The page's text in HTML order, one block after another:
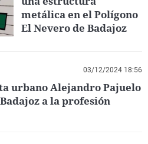
metálica en el Polígono
El Nevero de Badajoz
03/12/2024 18:56
urbano Alejandro Pajuelo
a la profesión